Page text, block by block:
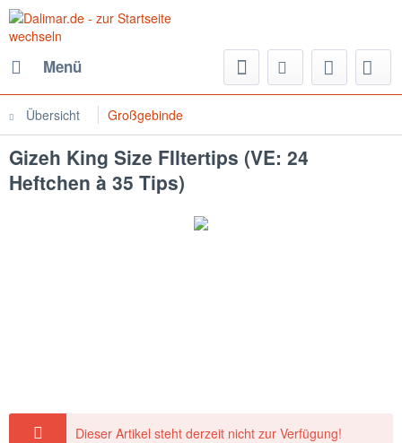
Menü
Übersicht Großgebinde
Gizeh King Size FIltertips (VE: 24
Heftchen à 35 Tips)
Dieser Artikel steht derzeit nicht zur Verfügung!